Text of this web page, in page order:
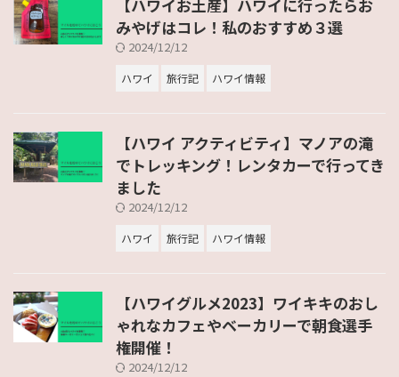
【ハワイお土産】ハワイに行ったらお
みやげはコレ！私のおすすめ３選
2024/12/12
ハワイ 旅行記 ハワイ情報
【ハワイ アクティビティ】マノアの滝
でトレッキング！レンタカーで行ってき
ました
2024/12/12
ハワイ 旅行記 ハワイ情報
【ハワイグルメ2023】ワイキキのおし
ゃれなカフェやベーカリーで朝食選手
権開催！
2024/12/12